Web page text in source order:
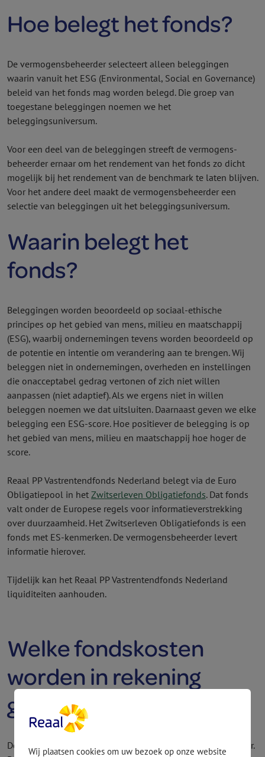
Wij plaatsen cookies om uw bezoek op onze website
Hoe belegt het fonds?
De vermogens­beheerder selecteert alleen beleggingen
waarin vanuit het ESG (Environmental, Social en Governance)
beleid van het fonds mag worden belegd. Die groep van
toegestane beleggingen noemen we het
beleggingsuniversum.
Voor een deel van de beleggingen streeft de vermogens­
beheerder ernaar om het rendement van het fonds zo dicht
mogelijk bij het rendement van de benchmark te laten blijven.
Voor het andere deel maakt de vermogens­beheerder een
selectie van beleggingen uit het beleggingsuniversum.
Waarin belegt het
fonds?
Beleggingen worden beoordeeld op sociaal-ethische
principes op het gebied van mens, milieu en maatschappij
(ESG), waarbij ondernemingen tevens worden beoordeeld op
de potentie en intentie om verandering aan te brengen. Wij
beleggen niet in ondernemingen, overheden en instellingen
die onacceptabel gedrag vertonen of zich niet willen
aanpassen (niet adaptief). Als we ergens niet in willen
beleggen noemen we dat uitsluiten. Daarnaast geven we elke
belegging een ESG-score. Hoe positiever de belegging is op
het gebied van mens, milieu en maatschappij hoe hoger de
score.
Reaal PP Vastrentendfonds Nederland belegt via de Euro
Obligatiepool in het Zwitserleven Obligatiefonds. Dat fonds
valt onder de Europese regels voor informatieverstrekking
over duurzaamheid. Het Zwitserleven Obligatie­fonds is een
fonds met ES-kenmerken. De vermogens­beheerder levert
informatie hierover.
Tijdelijk kan het Reaal PP Vast­rentend­fonds Nederland
liquiditeiten aanhouden.
Welke fondskosten
worden in rekening
gebracht?
De kosten in verband met de beleggingen zijn 0,37% per jaar.